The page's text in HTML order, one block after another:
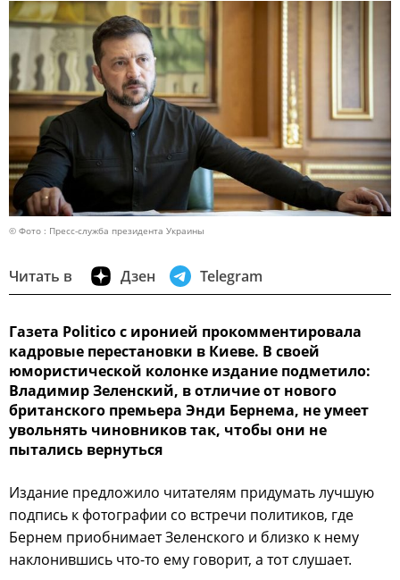
© Фото : Пресс-служба президента Украины
Читать в Дзен Telegram
Газета Politico с иронией прокомментировала
кадровые перестановки в Киеве. В своей
юмористической колонке издание подметило:
Владимир Зеленский, в отличие от нового
британского премьера Энди Бернема, не умеет
увольнять чиновников так, чтобы они не
пытались вернуться
Издание предложило читателям придумать лучшую
подпись к фотографии со встречи политиков, где
Бернем приобнимает Зеленского и близко к нему
наклонившись что-то ему говорит, а тот слушает.